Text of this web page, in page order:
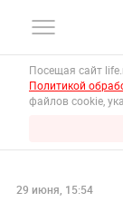
Посещая сайт
Политикой
файлов cookie,
29 июня, 15:54